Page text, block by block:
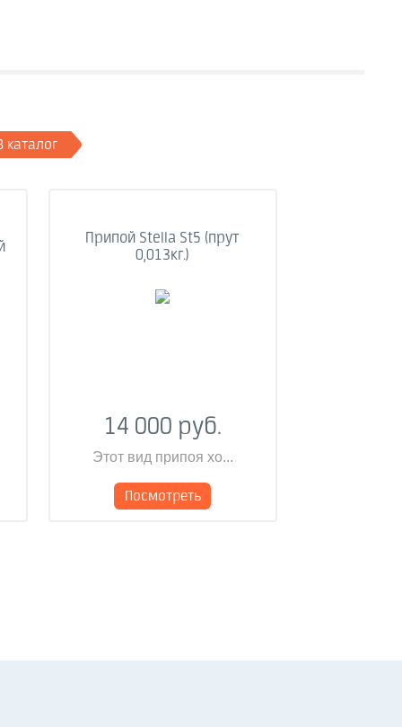
каталог
Припой Stella St5 (прут
0,013кг.)
14 000 руб.
Этот вид припоя хо...
Посмотреть